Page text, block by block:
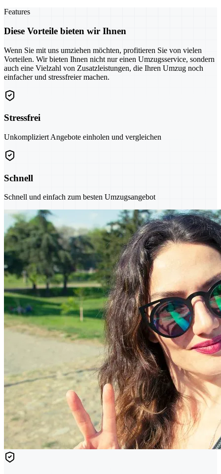
Features
Diese Vorteile bieten wir Ihnen
Wenn Sie mit uns umziehen möchten, profitieren Sie von vielen
Vorteilen. Wir bieten Ihnen nicht nur einen Umzugsservice, sondern
auch eine Vielzahl von Zusatzleistungen, die Ihren Umzug noch
einfacher und stressfreier machen.
Stressfrei
Unkompliziert Angebote einholen und vergleichen
Schnell
Schnell und einfach zum besten Umzugsangebot